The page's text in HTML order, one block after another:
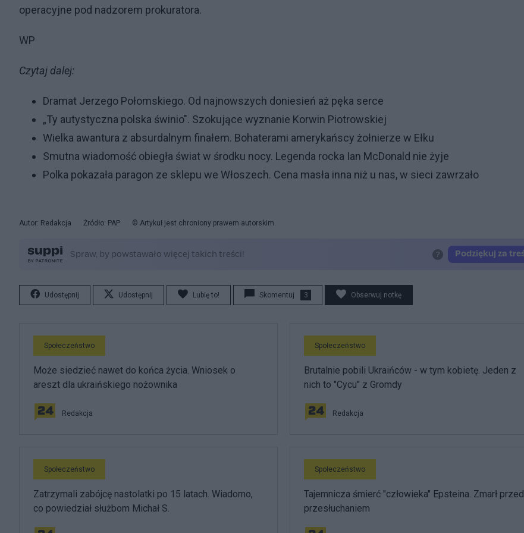
operacyjne pod nadzorem prokuratora.
WP
Czytaj dalej:
Dramat Jerzego Połomskiego. Od najnowszych doniesień aż pęka serce
„Ty autystyczna polska świnio". Szokujące wyznanie Korwin Piotrowskiej
Wielka awantura z absurdalnym finałem. Bohaterami amerykańscy żołnierze w Ełku
Smutna wiadomość obiegła świat w środku nocy. Legenda rocka Ian McDonald nie żyje
Polka pokazała paragon ze sklepu we Włoszech. Cena masła inna niż u nas, w sieci zawrzało
Autor: Redakcja Źródło: PAP © Artykuł jest chroniony prawem autorskim.
Udostępnij Udostępnij Lubię to! Skomentuj 3 Obserwuj notkę
Społeczeństwo
Może siedzieć nawet do końca życia. Wniosek o
areszt dla ukraińskiego nożownika
Redakcja
Społeczeństwo
Brutalnie pobili Ukraińców - w tym kobietę. Jeden z
nich to "Cycu" z Gromdy
Redakcja
Społeczeństwo
Zatrzymali zabójcę nastolatki po 15 latach. Wiadomo,
co powiedział służbom Michał S.
Społeczeństwo
Tajemnicza śmierć "człowieka" Epsteina. Zmarł przed
przesłuchaniem